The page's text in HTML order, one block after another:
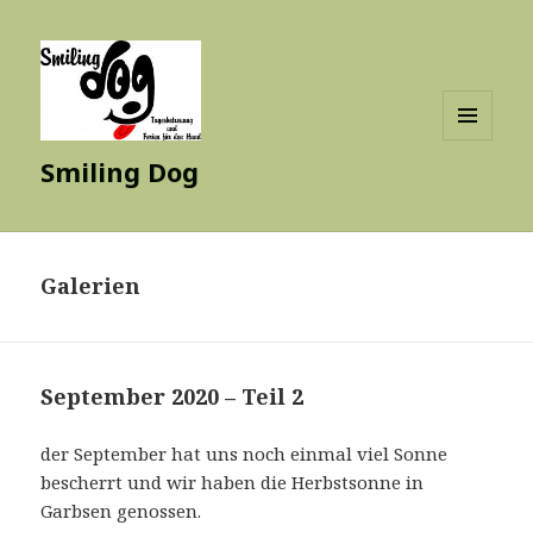
Smiling Dog
Galerien
September 2020 – Teil 2
der September hat uns noch einmal viel Sonne
bescherrt und wir haben die Herbstsonne in
Garbsen genossen.